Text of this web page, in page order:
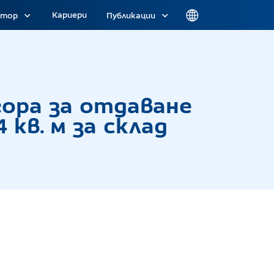
Кариери Публикации
за отдаване
м за склад